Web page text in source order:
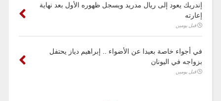
إندريك يعود إلى ريال مدريد ويسجل ظهوره الأول بعد نهاية
إعارته
قبل يومين
في أجواء خاصة بعيدا عن الأضواء .. إبراهيم دياز يحتفل
بزواجه في اليونان
قبل يومين